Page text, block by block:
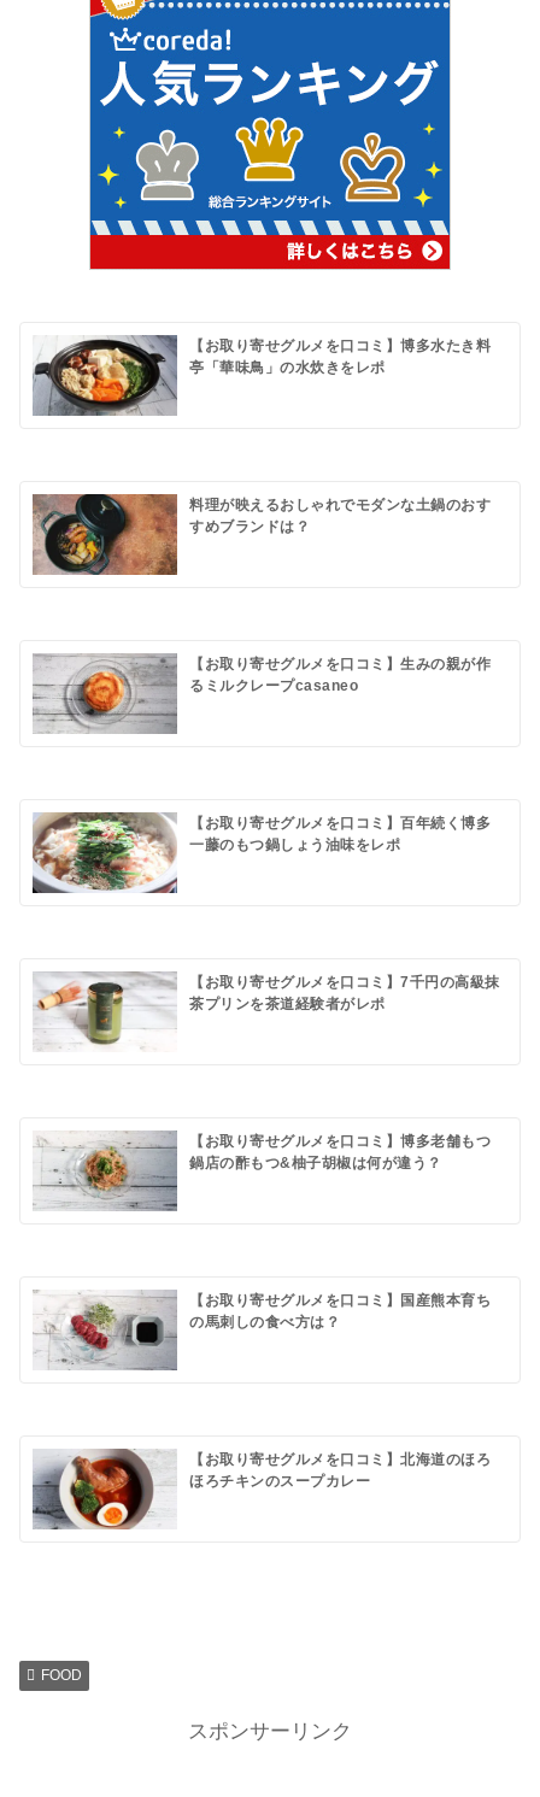
【お取り寄せグルメを口コミ】博多水たき料
亭「華味鳥」の水炊きをレポ
料理が映えるおしゃれでモダンな土鍋のおす
すめブランドは？
【お取り寄せグルメを口コミ】生みの親が作
るミルクレープcasaneo
【お取り寄せグルメを口コミ】百年続く博多
一藤のもつ鍋しょう油味をレポ
【お取り寄せグルメを口コミ】7千円の高級抹
茶プリンを茶道経験者がレポ
【お取り寄せグルメを口コミ】博多老舗もつ
鍋店の酢もつ&柚子胡椒は何が違う？
【お取り寄せグルメを口コミ】国産熊本育ち
の馬刺しの食べ方は？
【お取り寄せグルメを口コミ】北海道のほろ
ほろチキンのスープカレー
FOOD
スポンサーリンク